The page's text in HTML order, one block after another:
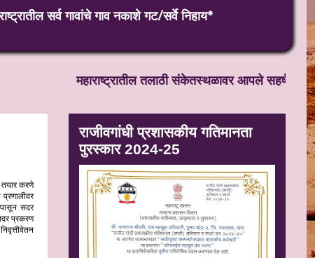
सर्व गावांचे गाव नकाशे गट/सर्वे निहाय*
महाराष्ट्रातील तलाठी संकेतस्थळावर आपले सहर्ष स्वागत!
करणे
सदर
प्रकरण
राजीवगांधी प्रशासकीय गतिमानता
पुरस्कार 2024-25